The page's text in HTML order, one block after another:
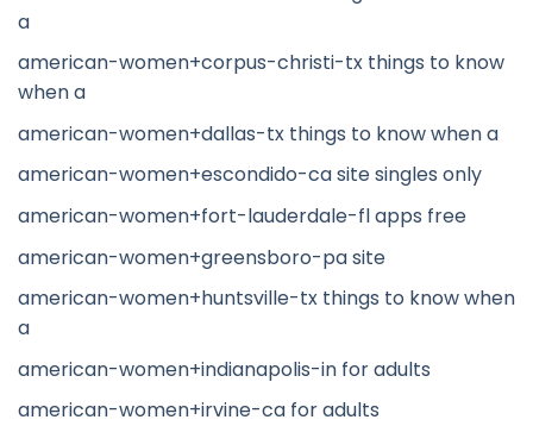
a
american-women+corpus-christi-tx things to know
when a
american-women+dallas-tx things to know when a
american-women+escondido-ca site singles only
american-women+fort-lauderdale-fl apps free
american-women+greensboro-pa site
american-women+huntsville-tx things to know when
a
american-women+indianapolis-in for adults
american-women+irvine-ca for adults